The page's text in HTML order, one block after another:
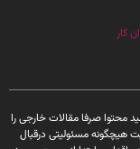
کار
محتوا صرفا مقالات خارجی را
هیچگونه مسئولیتی درقبال